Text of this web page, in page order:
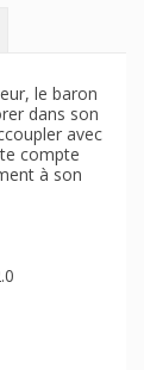
le baron
dans son
avec
compte
à son